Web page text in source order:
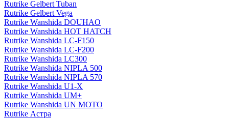
Rutrike Gelbert Tuban
Rutrike Gelbert Vega
Rutrike Wanshida DOUHAO
Rutrike Wanshida HOT HATCH
Rutrike Wanshida LC-F150
Rutrike Wanshida LC-F200
Rutrike Wanshida LC300
Rutrike Wanshida NIPLA 500
Rutrike Wanshida NIPLA 570
Rutrike Wanshida U1-X
Rutrike Wanshida UM+
Rutrike Wanshida UN MOTO
Rutrike Астра